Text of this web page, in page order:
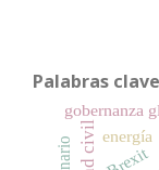
Palabras clave
Brexit
gobernanza
energía